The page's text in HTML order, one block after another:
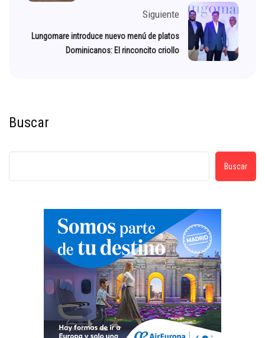
Siguiente
Lungomare introduce nuevo menú de platos
Dominicanos: El rinconcito criollo
Buscar
Buscar